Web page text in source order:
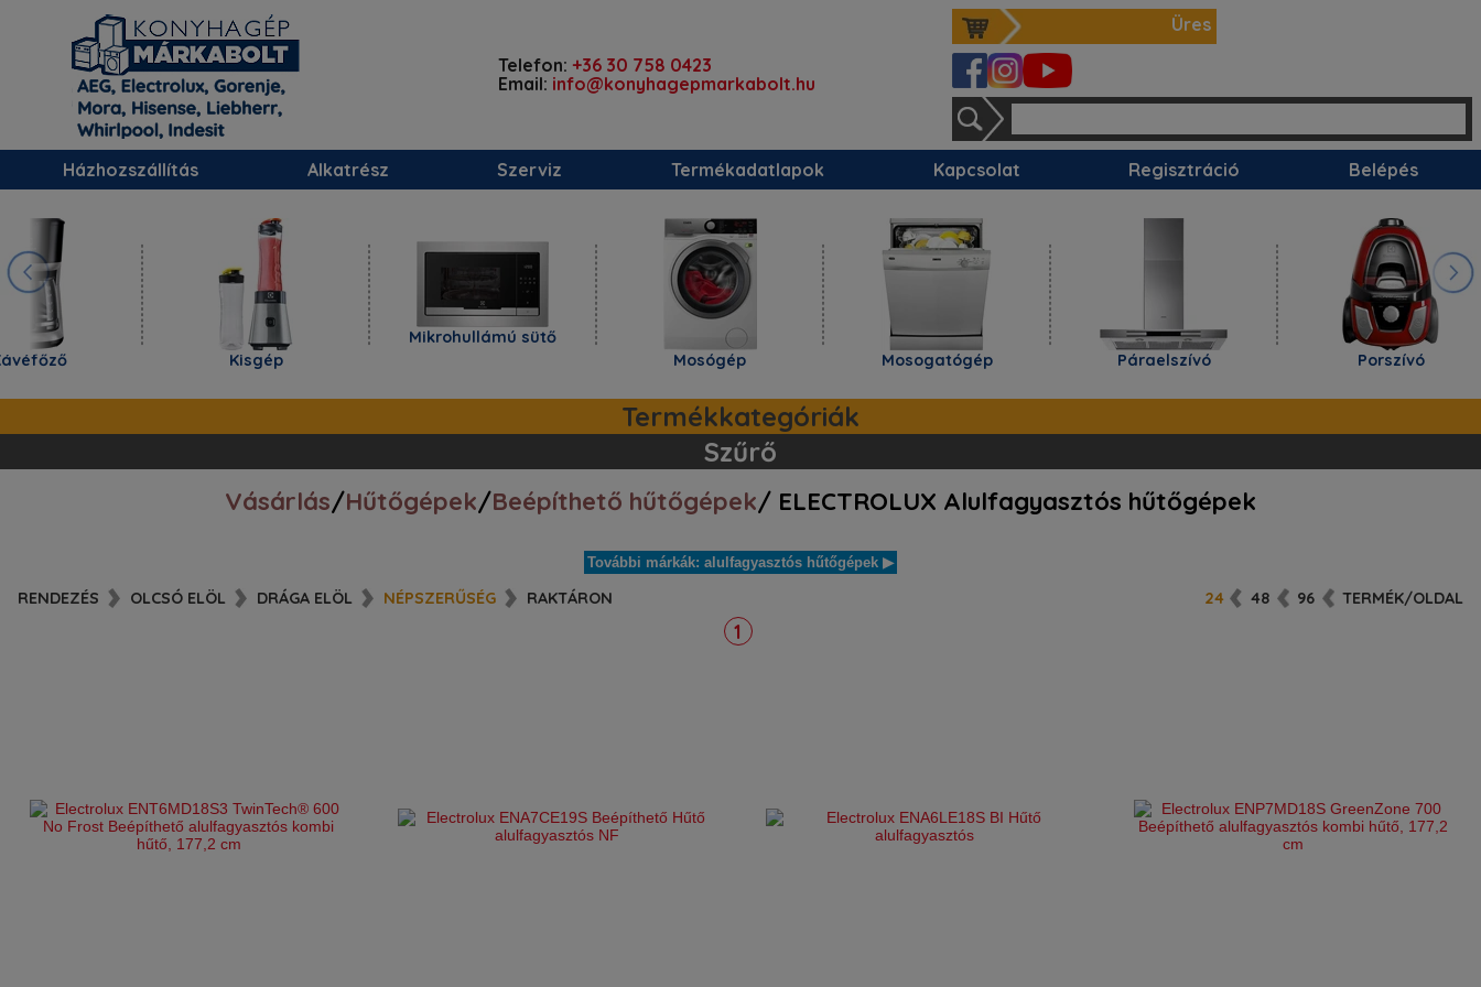
Üres
Telefon: +36 30 758 0423
Email: info@konyhagepmarkabolt.hu
Házhozszállítás Alkatrész Szerviz Termékadatlapok Kapcsolat Regisztráció Belépés
Kisgép
Mikrohullámú sütő
Mosógép
Mosogatógép Páraelszívó Porszívó
Termékkategóriák
Szűrő
Vásárlás/Hűtőgépek/Beépíthető hűtőgépek/ ELECTROLUX Alulfagyasztós hűtőgépek
További márkák: alulfagyasztós hűtőgépek ▶
RENDEZÉS OLCSÓ ELÖL DRÁGA ELÖL NÉPSZERŰSÉG RAKTÁRON 24 48 96 TERMÉK/OLDAL
1